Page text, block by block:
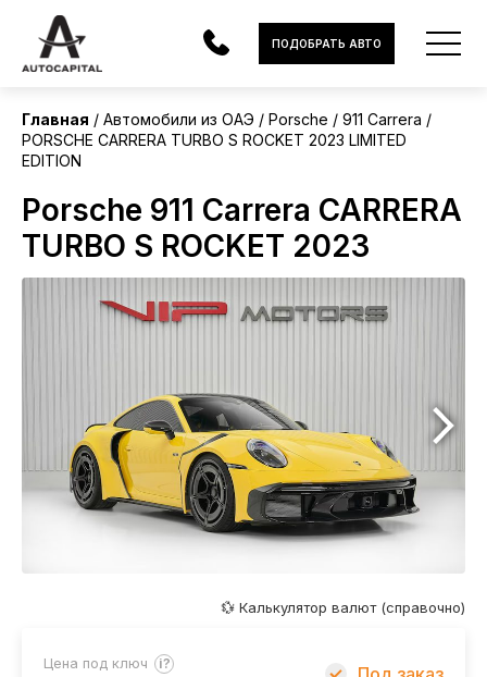
АВТОМОБИЛИ
ЭЛЕКТРОМОБИЛИ
В НАЛИЧИИ
НОВОСТИ
ОТЗЫВЫ
ВАКАНСИИ
ПОДОБРАТЬ АВТО
Главная Автомобили из ОАЭ Porsche
911 Carrera
PORSCHE CARRERA TURBO S ROCKET 2023 LIMITED
EDITION
Porsche 911 Carrera CARRERA
TURBO S ROCKET 2023
Без пробега
💱 Калькулятор валют (справочно)
Цена под ключ ?